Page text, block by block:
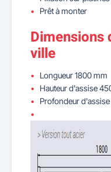
Prêt à monter
Dimensions
ville
Longueur 1800 mm
Hauteur d'assise
Profondeur